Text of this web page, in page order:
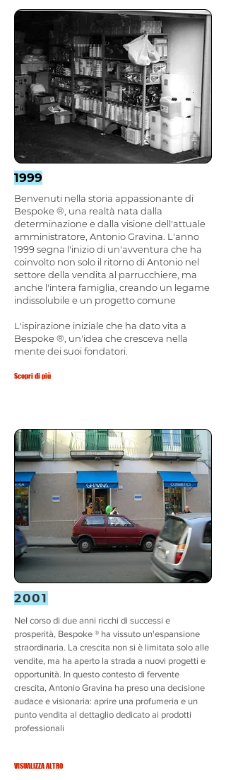
1999
Benvenuti nella storia appassionante di
Bespoke ®, una realtà nata dalla
determinazione e dalla visione dell'attuale
amministratore, Antonio Gravina. L'anno
1999 segna l'inizio di un'avventura che ha
coinvolto non solo il ritorno di Antonio nel
settore della vendita al parrucchiere, ma
anche l'intera famiglia, creando un legame
indissolubile e un progetto comune
L'ispirazione iniziale che ha dato vita a
Bespoke ®, un'idea che cresceva nella
mente dei suoi fondatori.
Scopri di più
2001
Nel corso di due anni ricchi di successi e
prosperità, Bespoke ® ha vissuto un'espansione
straordinaria. La crescita non si è limitata solo alle
vendite, ma ha aperto la strada a nuovi progetti e
opportunità. In questo contesto di fervente
crescita, Antonio Gravina ha preso una decisione
audace e visionaria: aprire una profumeria e un
punto vendita al dettaglio dedicato ai prodotti
professionali
VISUALIZZA ALTRO